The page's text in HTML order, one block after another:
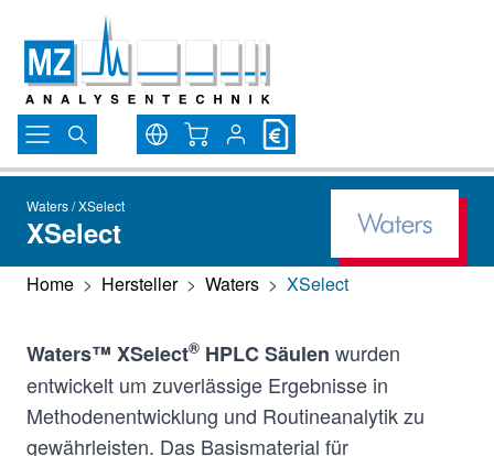
Direkt zum Inhalt
Warenkorb
Waters / XSelect
XSelect
Home > Hersteller > Waters > XSelect
Waters™ XSelect® HPLC Säulen wurden
entwickelt um zuverlässige Ergebnisse in
Methodenentwicklung und Routineanalytik zu
gewährleisten. Das Basismaterial für